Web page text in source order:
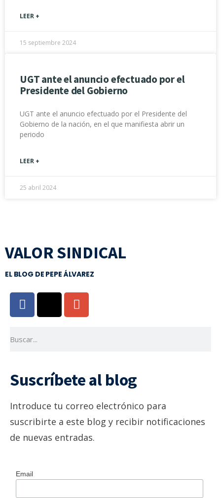
LEER +
15 septiembre 2024
UGT ante el anuncio efectuado por el
Presidente del Gobierno
UGT ante el anuncio efectuado por el Presidente del
Gobierno de la nación, en el que manifiesta abrir un
periodo
LEER +
25 abril 2024
VALOR SINDICAL
EL BLOG DE PEPE ÁLVAREZ
Suscríbete al blog
Introduce tu correo electrónico para
suscribirte a este blog y recibir notificaciones
de nuevas entradas.
Email